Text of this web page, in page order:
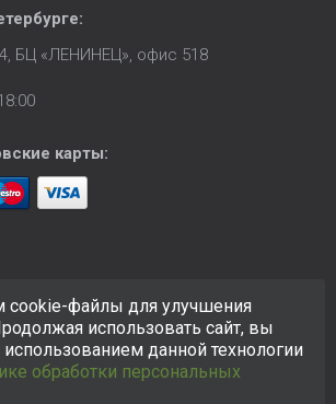
:
БЦ «ЛЕНИНЕЦ», офис 518
карты:
Сайтhttps://ksk24.ruсоздан
целях и любая информация
публичной офертой.Политика в
данных
cookie-файлы для улучшения
использовать сайт, вы
использованием данной технологии
обработки персональных